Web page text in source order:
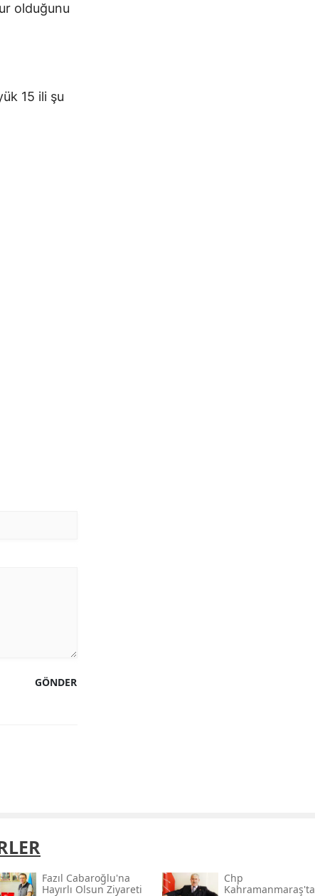
olduğunu
15 ili şu
GÖNDER
Fazıl Cabaroğlu'na
Hayırlı Olsun Ziyareti
Chp
Kahramanmaraş'ta